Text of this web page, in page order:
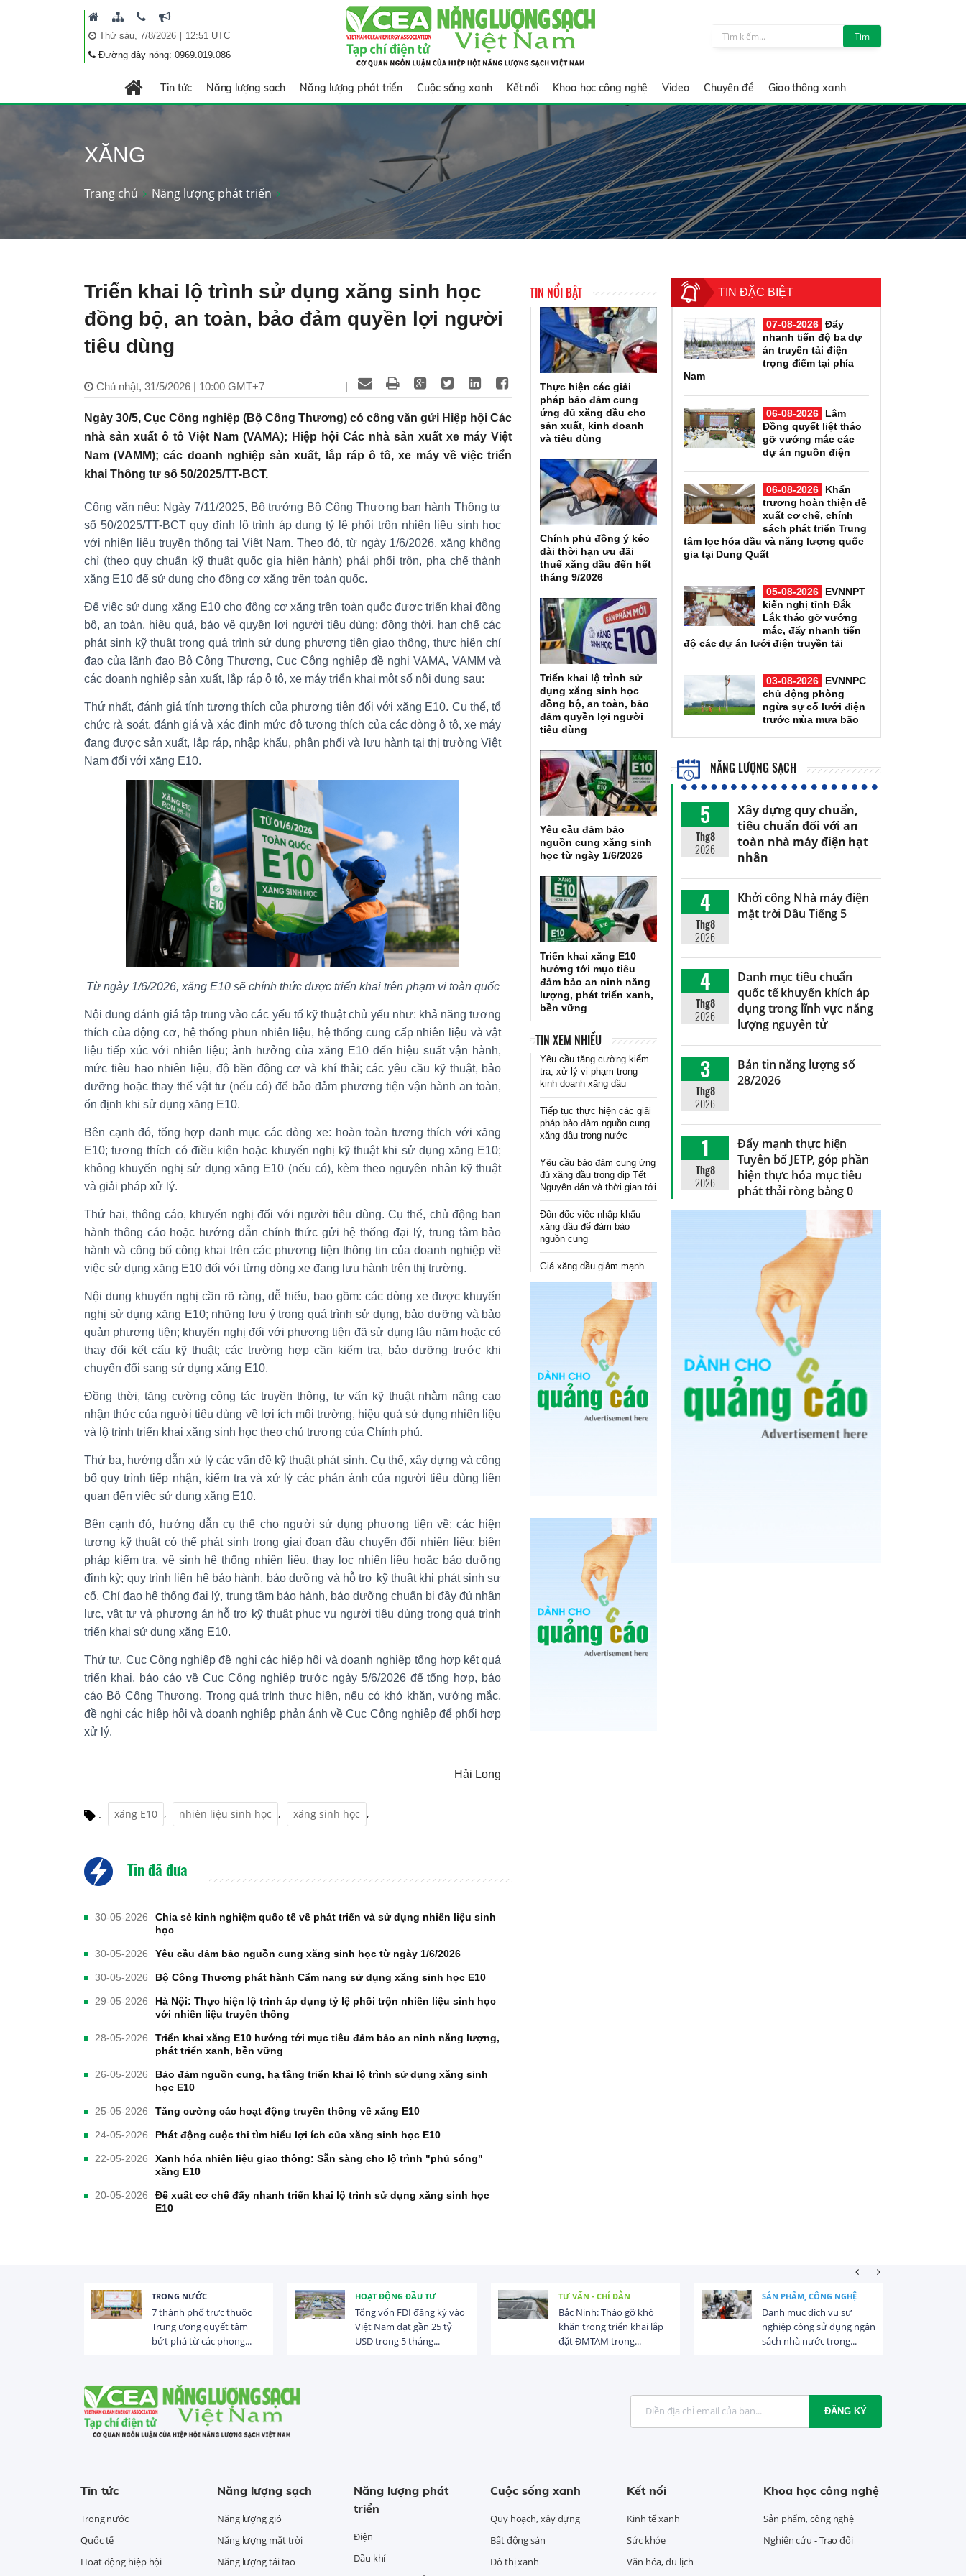
Thứ sáu, 7/8/2026| 12:51 UTC
Đường dây nóng: 0969.019.086
Tìm
Tin tức Năng lượng sạch Năng lượng phát triển Cuộc sống xanh Kết nối Khoa học công nghệ Video Chuyên đề Giao thông xanh
XĂNG
Trang chủ Năng lượng phát triển
Triển khai lộ trình sử dụng xăng sinh học
đồng bộ, an toàn, bảo đảm quyền lợi người
tiêu dùng
Chủ nhật, 31/5/2026 | 10:00 GMT+7 |
Ngày 30/5, Cục Công nghiệp (Bộ Công Thương) có công văn gửi Hiệp hội Các
nhà sản xuất ô tô Việt Nam (VAMA); Hiệp hội Các nhà sản xuất xe máy Việt
Nam (VAMM); các doanh nghiệp sản xuất, lắp ráp ô tô, xe máy về việc triển
khai Thông tư số 50/2025/TT-BCT.
Công văn nêu: Ngày 7/11/2025, Bộ trưởng Bộ Công Thương ban hành Thông tư
số 50/2025/TT-BCT quy định lộ trình áp dụng tỷ lệ phối trộn nhiên liệu sinh học
với nhiên liệu truyền thống tại Việt Nam. Theo đó, từ ngày 1/6/2026, xăng không
chì (theo quy chuẩn kỹ thuật quốc gia hiện hành) phải phối trộn, pha chế thành
xăng E10 để sử dụng cho động cơ xăng trên toàn quốc.
Để việc sử dụng xăng E10 cho động cơ xăng trên toàn quốc được triển khai đồng
bộ, an toàn, hiệu quả, bảo vệ quyền lợi người tiêu dùng; đồng thời, hạn chế các
phát sinh kỹ thuật trong quá trình sử dụng phương tiện giao thông, thực hiện chỉ
đạo của lãnh đạo Bộ Công Thương, Cục Công nghiệp đề nghị VAMA, VAMM và
các doanh nghiệp sản xuất, lắp ráp ô tô, xe máy triển khai một số nội dung sau:
Thứ nhất, đánh giá tính tương thích của phương tiện đối với xăng E10. Cụ thể, tổ
chức rà soát, đánh giá và xác định mức độ tương thích của các dòng ô tô, xe máy
đang được sản xuất, lắp ráp, nhập khẩu, phân phối và lưu hành tại thị trường Việt
Nam đối với xăng E10.
Từ ngày 1/6/2026, xăng E10 sẽ chính thức được triển khai trên phạm vi toàn quốc
Nội dung đánh giá tập trung vào các yếu tố kỹ thuật chủ yếu như: khả năng tương
thích của động cơ, hệ thống phun nhiên liệu, hệ thống cung cấp nhiên liệu và vật
liệu tiếp xúc với nhiên liệu; ảnh hưởng của xăng E10 đến hiệu suất vận hành,
mức tiêu hao nhiên liệu, độ bền động cơ và khí thải; các yêu cầu kỹ thuật, bảo
dưỡng hoặc thay thế vật tư (nếu có) để bảo đảm phương tiện vận hành an toàn,
ổn định khi sử dụng xăng E10.
Bên cạnh đó, tổng hợp danh mục các dòng xe: hoàn toàn tương thích với xăng
E10; tương thích có điều kiện hoặc khuyến nghị kỹ thuật khi sử dụng xăng E10;
không khuyến nghị sử dụng xăng E10 (nếu có), kèm theo nguyên nhân kỹ thuật
và giải pháp xử lý.
Thứ hai, thông cáo, khuyến nghị đối với người tiêu dùng. Cụ thể, chủ động ban
hành thông cáo hoặc hướng dẫn chính thức gửi hệ thống đại lý, trung tâm bảo
hành và công bố công khai trên các phương tiện thông tin của doanh nghiệp về
việc sử dụng xăng E10 đối với từng dòng xe đang lưu hành trên thị trường.
Nội dung khuyến nghị cần rõ ràng, dễ hiểu, bao gồm: các dòng xe được khuyến
nghị sử dụng xăng E10; những lưu ý trong quá trình sử dụng, bảo dưỡng và bảo
quản phương tiện; khuyến nghị đối với phương tiện đã sử dụng lâu năm hoặc có
thay đổi kết cấu kỹ thuật; các trường hợp cần kiểm tra, bảo dưỡng trước khi
chuyển đổi sang sử dụng xăng E10.
Đồng thời, tăng cường công tác truyền thông, tư vấn kỹ thuật nhằm nâng cao
nhận thức của người tiêu dùng về lợi ích môi trường, hiệu quả sử dụng nhiên liệu
và lộ trình triển khai xăng sinh học theo chủ trương của Chính phủ.
Thứ ba, hướng dẫn xử lý các vấn đề kỹ thuật phát sinh. Cụ thể, xây dựng và công
bố quy trình tiếp nhận, kiểm tra và xử lý các phản ánh của người tiêu dùng liên
quan đến việc sử dụng xăng E10.
Bên cạnh đó, hướng dẫn cụ thể cho người sử dụng phương tiện về: các hiện
tượng kỹ thuật có thể phát sinh trong giai đoạn đầu chuyển đổi nhiên liệu; biện
pháp kiểm tra, vệ sinh hệ thống nhiên liệu, thay lọc nhiên liệu hoặc bảo dưỡng
định kỳ; quy trình liên hệ bảo hành, bảo dưỡng và hỗ trợ kỹ thuật khi phát sinh sự
cố. Chỉ đạo hệ thống đại lý, trung tâm bảo hành, bảo dưỡng chuẩn bị đầy đủ nhân
lực, vật tư và phương án hỗ trợ kỹ thuật phục vụ người tiêu dùng trong quá trình
triển khai sử dụng xăng E10.
Thứ tư, Cục Công nghiệp đề nghị các hiệp hội và doanh nghiệp tổng hợp kết quả
triển khai, báo cáo về Cục Công nghiệp trước ngày 5/6/2026 để tổng hợp, báo
cáo Bộ Công Thương. Trong quá trình thực hiện, nếu có khó khăn, vướng mắc,
đề nghị các hiệp hội và doanh nghiệp phản ánh về Cục Công nghiệp để phối hợp
xử lý.
Hải Long
: xăng E10 , nhiên liệu sinh học , xăng sinh học ,
Tin đã đưa
30-05-2026
Chia sẻ kinh nghiệm quốc tế về phát triển và sử dụng nhiên liệu sinh
học
30-05-2026 Yêu cầu đảm bảo nguồn cung xăng sinh học từ ngày 1/6/2026
30-05-2026 Bộ Công Thương phát hành Cẩm nang sử dụng xăng sinh học E10
29-05-2026
Hà Nội: Thực hiện lộ trình áp dụng tỷ lệ phối trộn nhiên liệu sinh học
với nhiên liệu truyền thống
28-05-2026
Triển khai xăng E10 hướng tới mục tiêu đảm bảo an ninh năng lượng,
phát triển xanh, bền vững
26-05-2026
Bảo đảm nguồn cung, hạ tầng triển khai lộ trình sử dụng xăng sinh
học E10
25-05-2026 Tăng cường các hoạt động truyền thông về xăng E10
24-05-2026 Phát động cuộc thi tìm hiểu lợi ích của xăng sinh học E10
22-05-2026
Xanh hóa nhiên liệu giao thông: Sẵn sàng cho lộ trình "phủ sóng"
xăng E10
20-05-2026
Đề xuất cơ chế đẩy nhanh triển khai lộ trình sử dụng xăng sinh học
E10
TIN NỔI BẬT
Thực hiện các giải
pháp bảo đảm cung
ứng đủ xăng dầu cho
sản xuất, kinh doanh
và tiêu dùng
Chính phủ đồng ý kéo
dài thời hạn ưu đãi
thuế xăng dầu đến hết
tháng 9/2026
Triển khai lộ trình sử
dụng xăng sinh học
đồng bộ, an toàn, bảo
đảm quyền lợi người
tiêu dùng
Yêu cầu đảm bảo
nguồn cung xăng sinh
học từ ngày 1/6/2026
Triển khai xăng E10
hướng tới mục tiêu
đảm bảo an ninh năng
lượng, phát triển xanh,
bền vững
TIN XEM NHIỀU
Yêu cầu tăng cường kiểm
tra, xử lý vi phạm trong
kinh doanh xăng dầu
Tiếp tục thực hiện các giải
pháp bảo đảm nguồn cung
xăng dầu trong nước
Yêu cầu bảo đảm cung ứng
đủ xăng dầu trong dịp Tết
Nguyên đán và thời gian tới
Đôn đốc việc nhập khẩu
xăng dầu để đảm bảo
nguồn cung
Giá xăng dầu giảm mạnh
TIN ĐẶC BIỆT
07-08-2026 Đẩy
nhanh tiến độ ba dự
án truyền tải điện
trọng điểm tại phía
Nam
06-08-2026
Lâm
Đồng quyết liệt tháo
gỡ vướng mắc các
dự án nguồn điện
06-08-2026
Khẩn
trương hoàn thiện đề
xuất cơ chế, chính
sách phát triển Trung
tâm lọc hóa dầu và năng lượng quốc
gia tại Dung Quất
05-08-2026
EVNNPT
kiến nghị tỉnh Đắk
Lắk tháo gỡ vướng
mắc, đẩy nhanh tiến
độ các dự án lưới điện truyền tải
03-08-2026
EVNNPC
chủ động phòng
ngừa sự cố lưới điện
trước mùa mưa bão
NĂNG LƯỢNG SẠCH
5
Thg8
2026
Xây dựng quy chuẩn,
tiêu chuẩn đối với an
toàn nhà máy điện hạt
nhân
4
Thg8
2026
Khởi công Nhà máy điện
mặt trời Dầu Tiếng 5
4
Thg8
2026
Danh mục tiêu chuẩn
quốc tế khuyến khích áp
dụng trong lĩnh vực năng
lượng nguyên tử
3
Thg8
2026
Bản tin năng lượng số
28/2026
1
Thg8
2026
Đẩy mạnh thực hiện
Tuyên bố JETP, góp phần
hiện thực hóa mục tiêu
phát thải ròng bằng 0
TRONG NƯỚC
7 thành phố trực thuộc
Trung ương quyết tâm
bứt phá từ các phong...
HOẠT ĐỘNG ĐẦU TƯ
Tổng vốn FDI đăng ký vào
Việt Nam đạt gần 25 tỷ
USD trong 5 tháng...
TƯ VẤN - CHỈ DẪN
Bắc Ninh: Tháo gỡ khó
khăn trong triển khai lắp
đặt ĐMTAM trong...
SẢN PHẨM, CÔNG NGHỆ
Danh mục dịch vụ sự
nghiệp công sử dụng ngân
sách nhà nước trong...
ĐĂNG KÝ
Tin tức
Trong nước
Quốc tế
Hoạt động hiệp hội
Năng lượng sạch
Năng lượng gió
Năng lượng mặt trời
Năng lượng tái tạo
Năng lượng phát
triển
Điện
Dầu khí
Cuộc sống xanh
Quy hoạch, xây dựng
Bất động sản
Đô thị xanh
Kết nối
Kinh tế xanh
Sức khỏe
Văn hóa, du lịch
Khoa học công nghệ
Sản phẩm, công nghệ
Nghiên cứu - Trao đổi